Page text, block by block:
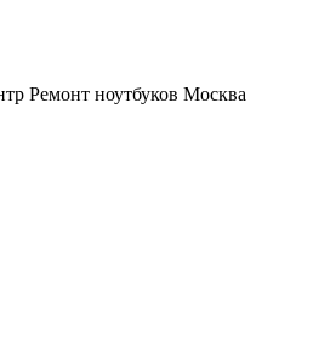
Ремонт ноутбуков Москва